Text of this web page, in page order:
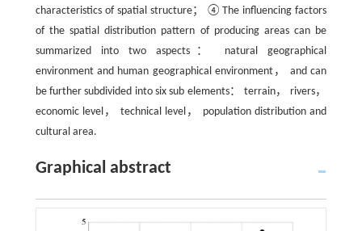
characteristics of spatial structure； ④The influencing factors
of the spatial distribution pattern of producing areas can be
summarized into two aspects： natural geographical
environment and human geographical environment， and can
be further subdivided into six sub elements： terrain， rivers，
economic level， technical level， population distribution and
cultural area.
Graphical abstract